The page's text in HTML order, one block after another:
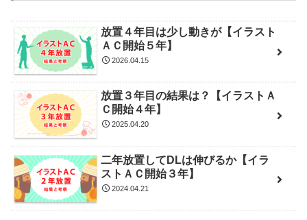
放置４年目は少し動きが【イラスト
ＡＣ開始５年】
2026.04.15
放置３年目の結果は？【イラストＡ
Ｃ開始４年】
2025.04.20
二年放置してDLは伸びるか【イラ
ストＡＣ開始３年】
2024.04.21